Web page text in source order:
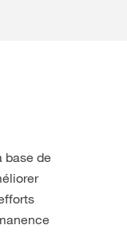
base de